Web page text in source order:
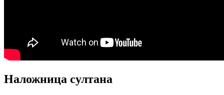
Наложница султана